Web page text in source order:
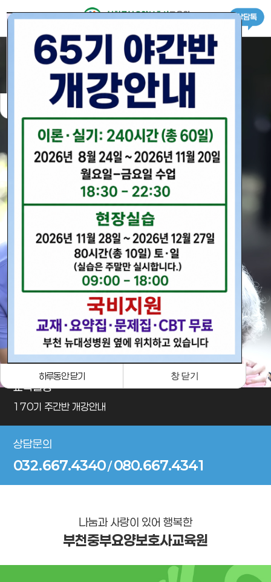
로그인 회원가입
＋ 교육원 소개
· 내부시설
· 찾아오시는길
－ 수강안내
· 교육일정
· 수강신청서
＋ 교육과정
－ 교육과정
· 일반(신규)자격증반
· 국가자격증 소지자반
· 경력자과정
＋ 요양보호사 정보
－ 요양보호사 정보
· 요양보호사 정보
· 구직신청서
－ 상담&커뮤니티
· 공지사항
＋ CBT 시험
교육일정
170기 주간반 개강안내
상담문의
032.667.4340/080.667.4341
나눔과 사랑이 있어 행복한
부천중부요양보호사교육원
하루동안 닫기 창 닫기
하루동안 닫기 창 닫기